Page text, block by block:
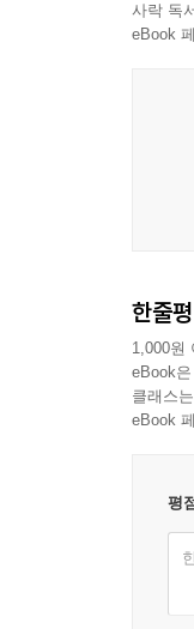
사락 독
eBook
한줄평
1,000원
eBook
클래스
eBook
평점